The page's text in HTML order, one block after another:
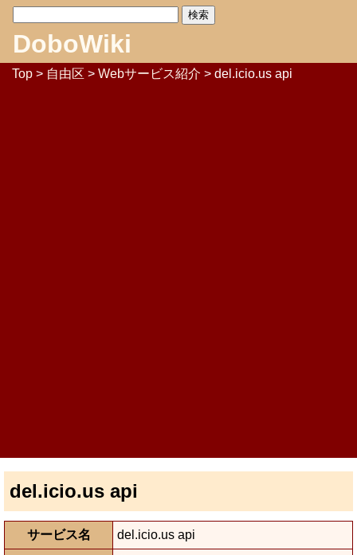
DoboWiki
Top > 自由区 > Webサービス紹介 > del.icio.us api
del.icio.us api
サービス名 del.icio.us api